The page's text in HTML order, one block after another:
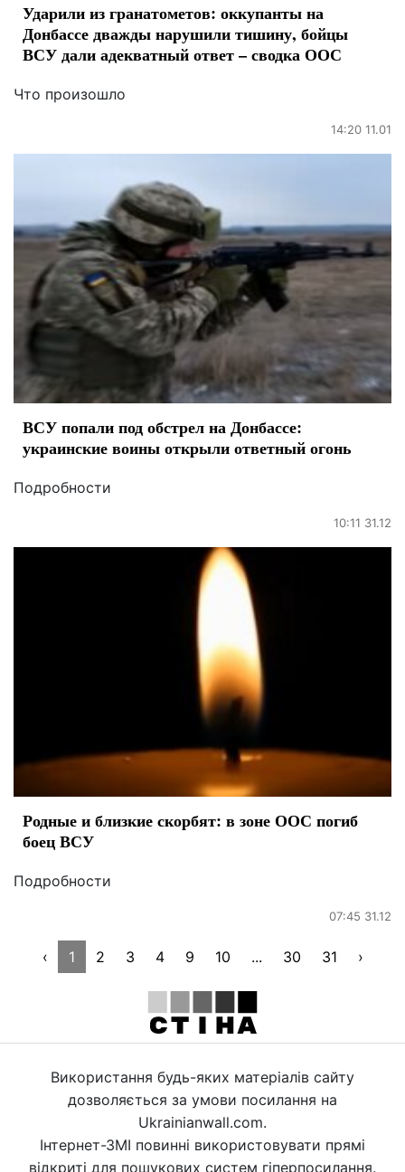
Ударили из гранатометов: оккупанты на
Донбассе дважды нарушили тишину, бойцы
ВСУ дали адекватный ответ – сводка ООС
Что произошло
14:20 11.01
ВСУ попали под обстрел на Донбассе:
украинские воины открыли ответный огонь
Подробности
10:11 31.12
Родные и близкие скорбят: в зоне ООС погиб
боец ВСУ
Подробности
07:45 31.12
‹ 1 2 3 4 9 10 ... 30 31 ›
Використання будь-яких матеріалів сайту
дозволяється за умови посилання на
Ukrainianwall.com.
Інтернет-ЗМІ повинні використовувати прямі
відкриті для пошукових систем гіперпосилання.